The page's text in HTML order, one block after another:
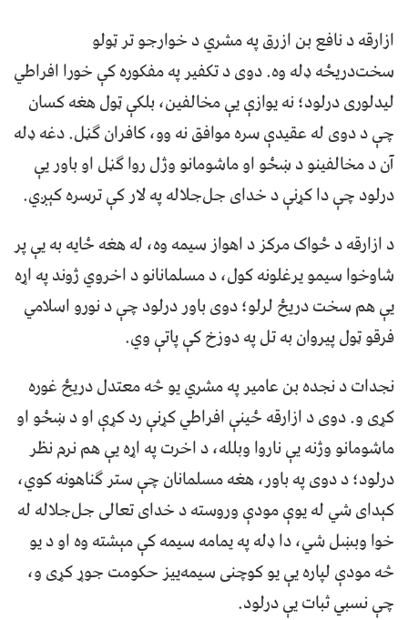
ازارقه د نافع بن ازرق په مشري د خوارجو تر ټولو
سخت‌دریځه ډله وه. دوی د تکفیر په مفکوره کې خورا افراطي
لیدلوری درلود؛ نه یوازې یې مخالفین، بلکې ټول هغه کسان
چې د دوی له عقیدې سره موافق نه وو، کافران ګڼل. دغه ډله
آن د مخالفینو د ښځو او ماشومانو وژل روا ګڼل او باور یې
درلود چې دا کړنې د خدای جل‌جلاله په لار کې ترسره کېږي.
د ازارقه د ځواک مرکز د اهواز سیمه وه، له هغه ځایه به یې پر
شاوخوا سیمو یرغلونه کول، د مسلمانانو د اخروي ژوند په اړه
يې هم سخت دریځ لرلو؛ دوی باور درلود چې د نورو اسلامي
فرقو ټول پیروان به تل په دوزخ کې پاتې وي.
نجدات د نجده بن عامیر په مشري یو څه معتدل دریځ غوره
کړی و. دوی د ازارقه ځینې افراطي کړنې رد کړې او د ښځو او
ماشومانو وژنه یې ناروا وبلله، د اخرت په اړه یې هم نرم نظر
درلود؛ د دوی په باور، هغه مسلمانان چې ستر ګناهونه کوي،
کېدای شي له یوې مودې وروسته د خدای تعالی جل‌جلاله له
خوا وبښل شي، دا ډله په یمامه سیمه کې مېشته وه او د یو
څه مودې لپاره یې یو کوچنی سیمه‌ییز حکومت جوړ کړی و،
چې نسبي ثبات یې درلود.